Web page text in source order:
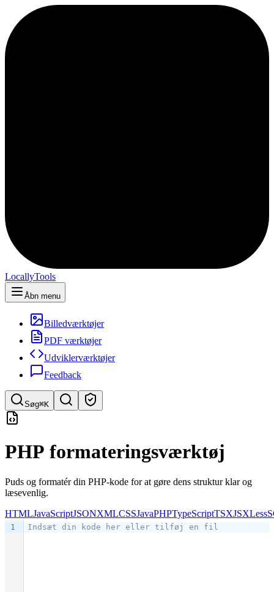
LocallyTools
Åbn menu
Billedværktøjer
PDF værktøjer
Udviklerværktøjer
Feedback
Søg⌘K
Søg efter værktøjer
Hurtig søgning efter værktøjer
PHP formateringsværktøj
Puds og formatér din PHP-kode for at gøre dens struktur klar og
læsevenlig.
HTMLJavaScriptJSONXMLCSSJavaPHPTypeScriptTSXJSXLess
1 Indsæt din kode her eller tilføj en fil